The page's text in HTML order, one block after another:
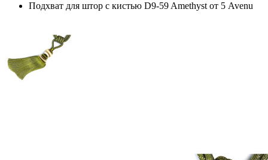
Подхват для штор с кистью D9-59 Amethyst от 5 Avenu